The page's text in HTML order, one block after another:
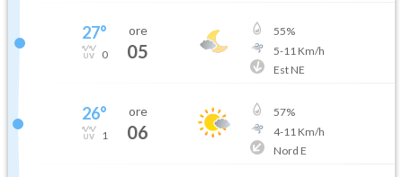
27°
0
ore
05
55%
5-11 Km/h
Est NE
26°
1
ore
06
57%
4-11 Km/h
Nord E